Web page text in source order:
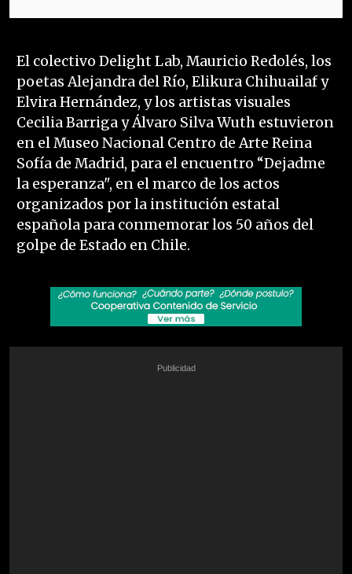
El colectivo Delight Lab, Mauricio Redolés, los
poetas Alejandra del Río, Elikura Chihuailaf y
Elvira Hernández, y los artistas visuales
Cecilia Barriga y Álvaro Silva Wuth estuvieron
en el Museo Nacional Centro de Arte Reina
Sofía de Madrid, para el encuentro “Dejadme
la esperanza", en el marco de los actos
organizados por la institución estatal
española para conmemorar los 50 años del
golpe de Estado en Chile.